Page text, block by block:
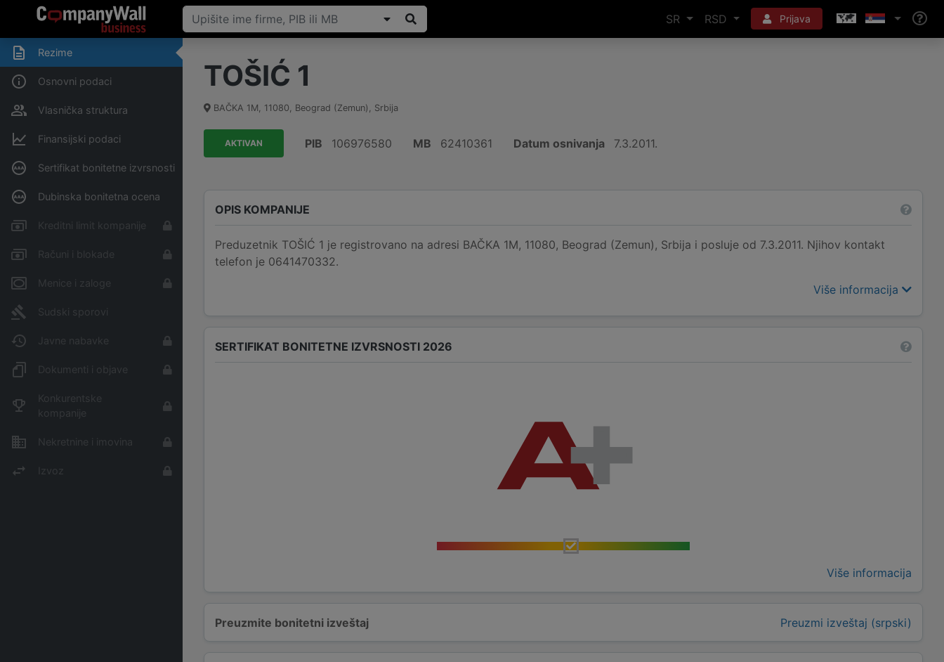
SR RSD Prijava
Rezime
Osnovni podaci
Vlasnička struktura
Finansijski podaci
Sertifikat bonitetne izvrsnosti
Dubinska bonitetna ocena
Kreditni limit kompanije
Računi i blokade
Menice i zaloge
Sudski sporovi
Javne nabavke
Dokumenti i objave
Konkurentske
kompanije
Nekretnine i imovina
Izvoz
TOŠIĆ 1
BAČKA 1M, 11080, Beograd (Zemun) , Srbija
AKTIVAN PIB 106976580 MB 62410361 Datum osnivanja 7.3.2011.
OPIS KOMPANIJE
Preduzetnik TOŠIĆ 1 je registrovano na adresi BAČKA 1M, 11080, Beograd (Zemun), Srbija i posluje od 7.3.2011. Njihov kontakt
telefon je 0641470332.
Više informacija
SERTIFIKAT BONITETNE IZVRSNOSTI 2026
Više informacija
Preuzmite bonitetni izveštaj Preuzmi izveštaj (srpski)